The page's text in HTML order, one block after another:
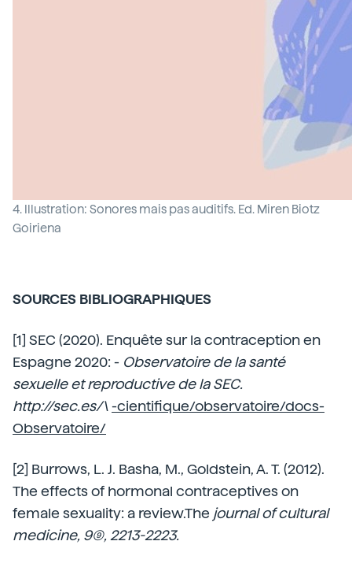
4. Illustration: Sonores mais pas auditifs. Ed. Miren Biotz
Goiriena
SOURCES BIBLIOGRAPHIQUES
[1] SEC (2020). Enquête sur la contraception en
Espagne 2020: - Observatoire de la santé
sexuelle et reproductive de la SEC.
http://sec.es/\-cientifique/observatoire/docs-
Observatoire/
[2] Burrows, L. J. Basha, M., Goldstein, A. T. (2012).
The effects of hormonal contraceptives on
female sexuality: a review.The journal of cultural
medicine, 9(9), 2213-2223.